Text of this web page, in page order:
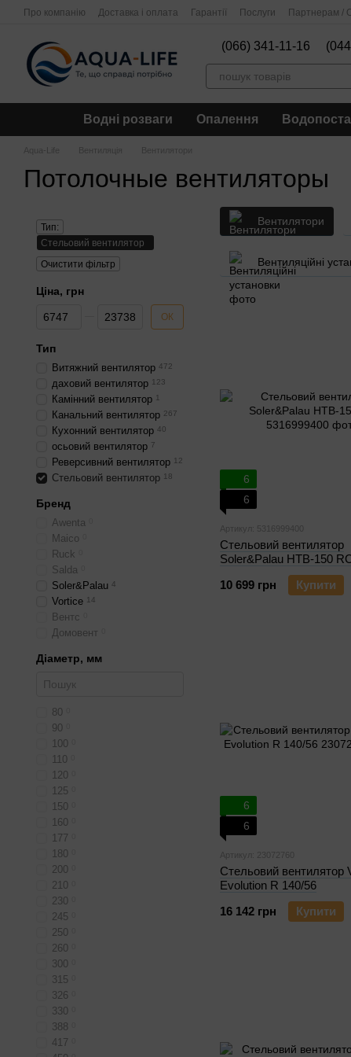
Перейти до основного контенту
Про компанію Доставка і оплата Гарантії Послуги Партнерам /
(066) 341-11-16
Водні розваги Опалення
Aqua-Life Вентиляція Вентилятори
Потолочные вентиляторы
Вентилятори
Вентиляційні
6
6
Артикул: 5316999400
Стельовий вентилятор
Soler&Palau HTB-150
10 699 грн
Купити
6
6
Артикул: 23072760
Стельовий вентилятор
Evolution R 140/56
16 142 грн
Купити
Тип:
Стельовий вентилятор
Очистити фільтр
Ціна, грн
Від Ціна, грн
До Ціна, грн ОК
Тип
Витяжний вентилятор 472
даховий вентилятор 123
Камінний вентилятор 1
Канальний вентилятор 267
Кухонний вентилятор 40
осьовий вентилятор 7
Реверсивний вентилятор 12
Стельовий вентилятор 18
Бренд
Awenta
Maico
Ruck
Salda
Soler&Palau 4
Vortice 14
Вентс
Домовент
Діаметр, мм
80
90
100
110
120
125
150
160
177
180
200
210
230
245
250
260
300
315
326
330
388
417